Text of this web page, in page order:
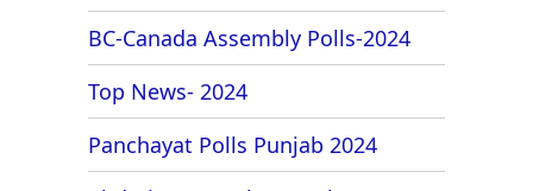
BC-Canada Assembly Polls-2024
Top News- 2024
Panchayat Polls Punjab 2024